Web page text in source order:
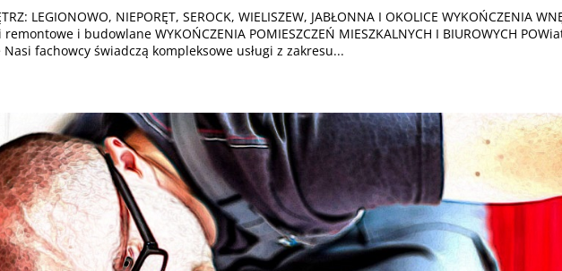
LEGIONOWO, NIEPORĘT, SEROCK, WIELISZEW, JABŁONNA I OKOLICE WYKOŃCZENIA
i budowlane WYKOŃCZENIA POMIESZCZEŃ MIESZKALNYCH I BIUROWYCH
fachowcy świadczą kompleksowe usługi z zakresu...